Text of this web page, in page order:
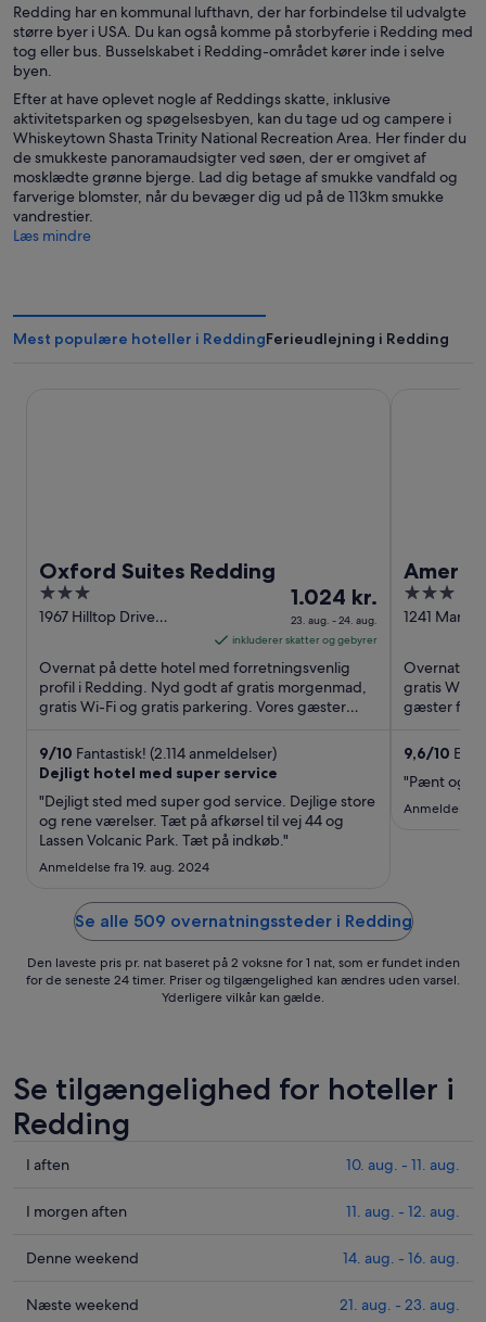
Redding har en kommunal lufthavn, der har forbindelse til udvalgte
større byer i USA. Du kan også komme på storbyferie i Redding med
tog eller bus. Busselskabet i Redding-området kører inde i selve
byen.
Efter at have oplevet nogle af Reddings skatte, inklusive
aktivitetsparken og spøgelsesbyen, kan du tage ud og campere i
Whiskeytown Shasta Trinity National Recreation Area. Her finder du
de smukkeste panoramaudsigter ved søen, der er omgivet af
mosklædte grønne bjerge. Lad dig betage af smukke vandfald og
farverige blomster, når du bevæger dig ud på de 113km smukke
vandrestier.
Læs mindre
Mest populære hoteller i ReddingFerieudlejning i Redding
Oxford Suites Redding
3
out
5
1967 Hilltop Drive
Prisen
er
1.024 kr.
pr.
nat
fra
24.
aug.
1.024 kr.
23. aug. - 24. aug.
inkluderer skatter og gebyrer
Overnat på dette hotel med forretningsvenlig
profil i Redding. Nyd godt af gratis morgenmad,
gratis Wi-Fi og gratis parkering. Vores gæster
9/10 Fantastisk! (2.114 anmeldelser)
Dejligt hotel med super service
"Dejligt sted med super god service. Dejlige store
og rene værelser. Tæt på afkørsel til vej 44 og
Lassen Volcanic Park. Tæt på indkøb."
Anmeldelse fra 19. aug. 2024
3
out
5
1241
Overnat på
gratis Wi-
gæster
9,6/10
"Pænt og
Anmeldelse
Se alle 509 overnatningssteder i Redding
Den laveste pris pr. nat baseret på 2 voksne for 1 nat, som er fundet inden
for de seneste 24 timer. Priser og tilgængelighed kan ændres uden varsel.
Yderligere vilkår kan gælde.
Se tilgængelighed for hoteller i
Redding
Tjek
i
for
aften,
I aften 10. aug. - 11. aug.
Tjek
i
for
I morgen aften 11. aug. - 12. aug.
Tjek
i
Denne weekend 14. aug. - 16. aug.
Tjek
Næste weekend 21. aug. - 23. aug.